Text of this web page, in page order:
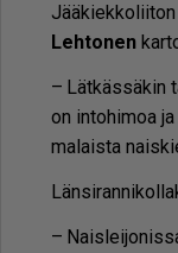
Leh­to­nen
– Lät­käs­sä­kin
on in­to­hi­moa
ma­lais­ta
–